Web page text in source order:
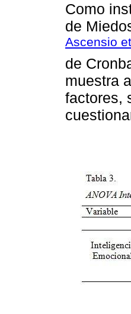
Como
de
Ascensio
de
muestra
factores,